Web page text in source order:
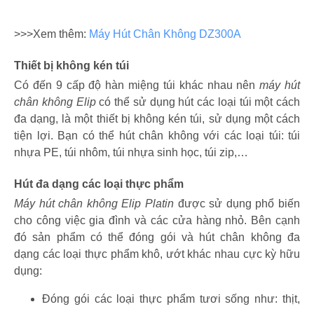
>>>Xem thêm: Máy Hút Chân Không DZ300A
Thiết bị không kén túi
Có đến 9 cấp độ hàn miệng túi khác nhau nênmáy hút
chân không Elip có thể sử dụng hút các loại túi một cách
đa dạng, là một thiết bị không kén túi, sử dụng một cách
tiện lợi. Bạn có thể hút chân không với các loại túi: túi
nhựa PE, túi nhôm, túi nhựa sinh học, túi zip,…
Hút đa dạng các loại thực phẩm
Máy hút chân không Elip Platin được sử dụng phổ biến
cho công việc gia đình và các cửa hàng nhỏ. Bên cạnh
đó sản phẩm có thể đóng gói và hút chân không đa
dạng các loại thực phẩm khô, ướt khác nhau cực kỳ hữu
dụng:
Đóng gói các loại thực phẩm tươi sống như: thịt,